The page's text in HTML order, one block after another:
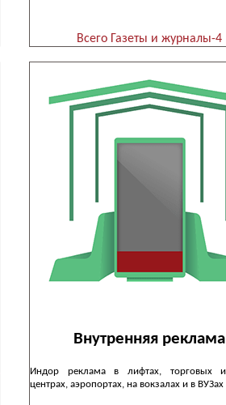
Всего Газеты и журналы-4
Внутренняя реклама
Индор реклама в лифтах, торговых
центрах, аэропортах, на вокзалах и в ВУЗах